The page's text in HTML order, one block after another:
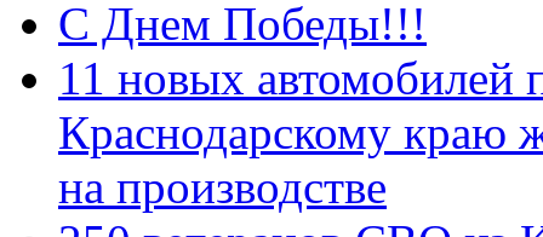
С Днем Победы!!!
11 новых автомобилей
Краснодарскому краю
на производстве